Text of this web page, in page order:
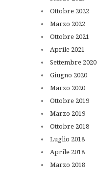
Ottobre 2022
Marzo 2022
Ottobre 2021
Aprile 2021
Settembre 2020
Giugno 2020
Marzo 2020
Ottobre 2019
Marzo 2019
Ottobre 2018
Luglio 2018
Aprile 2018
Marzo 2018